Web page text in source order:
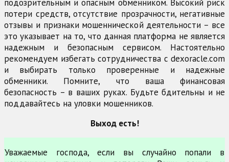
подозрительным и опасным обменником. Высокий риск
потери средств, отсутствие прозрачности, негативные
отзывы и признаки мошеннической деятельности – все
это указывает на то, что данная платформа не является
надежным и безопасным сервисом. Настоятельно
рекомендуем избегать сотрудничества с dexoracle.com
и выбирать только проверенные и надежные
обменники. Помните, что ваша финансовая
безопасность – в ваших руках. Будьте бдительны и не
поддавайтесь на уловки мошенников.
Выход есть!
Уважаемые господа, если вы случайно попали в